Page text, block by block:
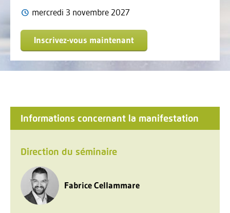
mercredi 3 novembre 2027
Inscrivez-vous maintenant
Informations concernant la manifestation
Direction du séminaire
Fabrice Cellammare